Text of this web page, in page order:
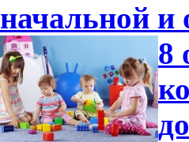
начальной
8